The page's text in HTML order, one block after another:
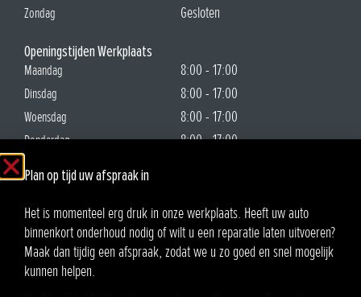
Zondag
Gesloten
Openingstijden Werkplaats
Maandag 8:00 - 17:00
Dinsdag 8:00 - 17:00
Woensdag 8:00 - 17:00
Donderdag 8:00 - 17:00
Zaterdag
Zondag Gesloten
Auto Ruiter B.V.
Oosteinde 21
Plan op tijd uw afspraak in
Het is momenteel erg druk in onze werkplaats. Heeft uw auto
binnenkort onderhoud nodig of wilt u een reparatie laten uitvoeren?
Maak dan tijdig een afspraak, zodat we u zo goed en snel mogelijk
kunnen helpen.